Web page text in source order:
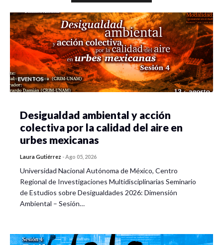
EVENTOS
Desigualdad ambiental y acción
colectiva por la calidad del aire en
urbes mexicanas
Laura Gutiérrez -Ago 05, 2026
Universidad Nacional Autónoma de México, Centro
Regional de Investigaciones Multidisciplinarias Seminario
de Estudios sobre Desigualdades 2026: Dimensión
Ambiental – Sesión…